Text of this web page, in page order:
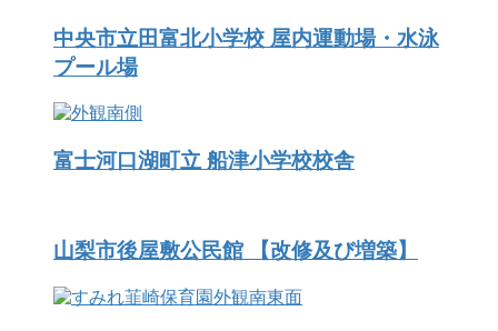
中央市立田富北小学校 屋内運動場・水泳
プール場
富士河口湖町立 船津小学校校舎
山梨市後屋敷公民館 【改修及び増築】